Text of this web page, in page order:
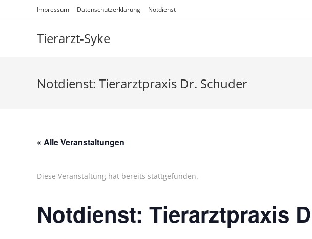
Impressum Datenschutzerklärung Notdienst
Tierarzt-Syke
Notdienst: Tierarztpraxis Dr. Schuder
« Alle Veranstaltungen
Diese Veranstaltung hat bereits stattgefunden.
Notdienst: Tierarztpraxis